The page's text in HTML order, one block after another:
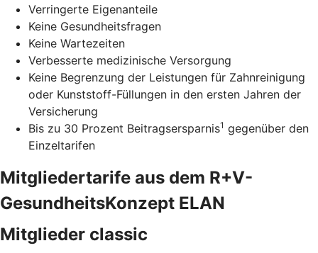
Verringerte Eigenanteile
Keine Gesundheitsfragen
Keine Wartezeiten
Verbesserte medizinische Versorgung
Keine Begrenzung der Leistungen für Zahnreinigung
oder Kunststoff-Füllungen in den ersten Jahren der
Versicherung
Bis zu 30 Prozent Beitragsersparnis1 gegenüber den
Einzeltarifen
Mitgliedertarife aus dem R+V-
GesundheitsKonzept ELAN
Mitglieder classic